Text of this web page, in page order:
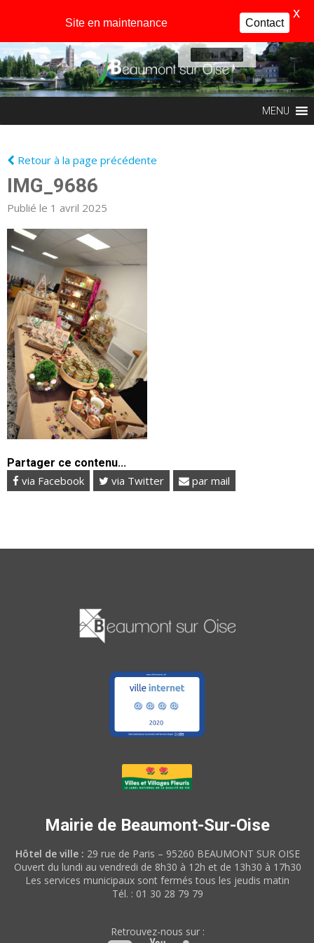
Profil
MENU
Retour à la page précédente
IMG_9686
Publié le 1 avril 2025
Partager ce contenu...
via Facebook via Twitter par mail
Mairie de Beaumont-Sur-Oise
Hôtel de ville : 29 rue de Paris – 95260 BEAUMONT SUR OISE
Ouvert du lundi au vendredi de 8h30 à 12h et de 13h30 à 17h30
Les services municipaux sont fermés tous les jeudis matin
Tél. : 01 30 28 79 79
Retrouvez-nous sur :
Site en maintenance Contact
X